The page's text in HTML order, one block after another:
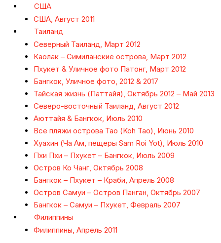
США
США, Август 2011
Таиланд
Северный Таиланд, Март 2012
Каолак – Симиланские острова, Март 2012
Пхукет & Уличное фото Патонг, Март 2012
Бангкок, Уличное фото, 2012 & 2017
Тайская жизнь (Паттайя), Октябрь 2012 – Май 2013
Северо-восточный Таиланд, Август 2012
Аюттайя & Бангкок, Июль 2010
Все пляжи острова Тао (Koh Tao), Июнь 2010
Хуахин (Ча Ам, пещеры Sam Roi Yot), Июль 2010
Пхи Пхи – Пхукет – Бангкок, Июль 2009
Остров Ко Чанг, Октябрь 2008
Бангкок – Пхукет – Краби, Апрель 2008
Остров Самуи – Остров Панган, Октябрь 2007
Бангкок – Самуи – Пхукет, Февраль 2007
Филиппины
Филиппины, Апрель 2011